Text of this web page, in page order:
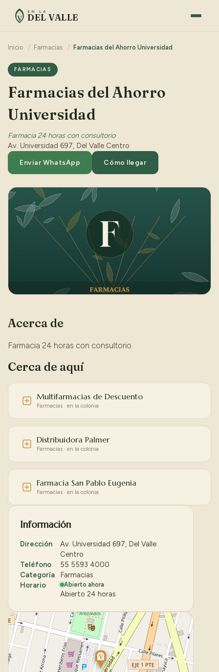
V
EN LA
DEL VALLE
Inicio / Farmacias / Farmacias del Ahorro Universidad
FARMACIAS
Farmacias del Ahorro
Universidad
Farmacia 24 horas con consultorio·
Av. Universidad 697, Del Valle Centro
Enviar WhatsApp Cómo llegar
Acerca de
Farmacia 24 horas con consultorio
Cerca de aquí
Multifarmacias de Descuento
Farmacias · en la colonia
Distribuidora Palmer
Farmacias · en la colonia
Farmacia San Pablo Eugenia
Farmacias · en la colonia
Información
Dirección
Av. Universidad 697, Del Valle
Centro
Teléfono
55 5593 4000
Categoría
Farmacias
Horario
Abierto ahora
Abierto 24 horas
V